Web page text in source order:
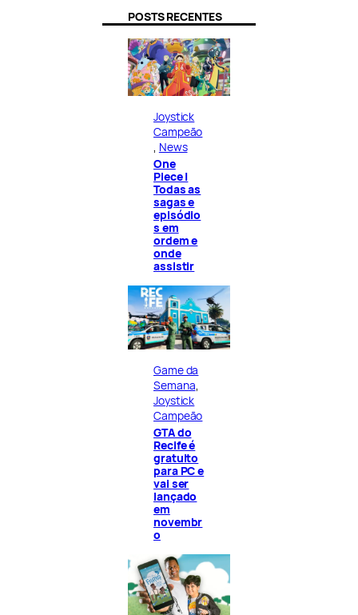
POSTS RECENTES
Joystick
Campeão
News
One
Piece |
Todas as
sagas e
episódio
s em
ordem e
onde
assistir
Game da
Semana
Joystick
Campeão
GTA do
Recife é
gratuito
para PC e
vai ser
lançado
em
novembr
o